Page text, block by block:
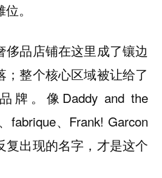
。
侈品店铺在这里成了镶边
；整个核心区域被让给了
牌。像Daddy and the
fabrique、Frank! Garcon
复出现的名字，才是这个